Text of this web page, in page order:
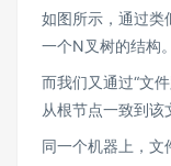
如图所示，通过类
一个N叉树的结构。
而我们又通过“文
从根节点一致到该
同一个机器上，文